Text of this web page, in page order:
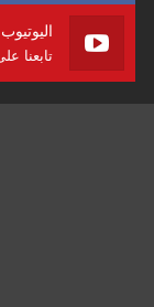
اليوتيوب
تابعنا